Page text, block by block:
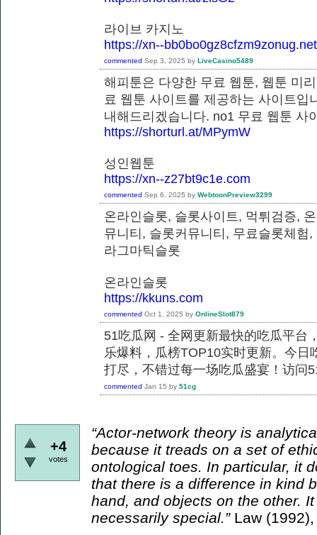
라이브 카지노
https://xn--bb0bo0gz8cfzm9zonug.net
commented Sep 3, 2025 by LiveCasino5489
해피툰은 다양한 무료 웹툰, 웹툰 미
료 웹툰 사이트를 제공하는 사이트
내해드리겠습니다. no1 무료 웹툰
https://shorturl.at/MPymW
성인웹툰
https://xn--z27bt9c1e.com
commented Sep 6, 2025 by WebtoonPreview3299
온라인슬롯, 슬롯사이트, 먹튀검증,
뮤니티, 슬롯커뮤니티, 무료슬롯체험
라그마틱슬롯
온라인슬롯
https://kkuns.com
commented Oct 1, 2025 by OnlineSlot879
51吃瓜网 - 全网更新最快的吃瓜平台
乐爆料，瓜榜TOP10实时更新。今
打尽，不错过每一场吃瓜盛宴！访问
commented Jan 15 by 51cg
+4
votes
“Actor-network theory is
because it treads on a set of
ontological toes. In particular, it
that there is a difference in kind
hand, and objects on the other.
necessarily special.” Law